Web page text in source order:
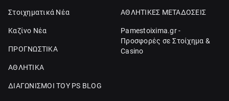
Στοιχηματικά Νέα
Καζίνο Νέα
ΠΡΟΓΝΩΣΤΙΚΑ
ΑΘΛΗΤΙΚΑ
ΔΙΑΓΩΝΙΣΜΟΙ ΤΟΥ PS BLOG
ΑΘΛΗΤΙΚΕΣ ΜΕΤΑΔΟΣΕΙΣ
Pamestoixima.gr -
Προσφορές σε Στοίχημα &
Casino